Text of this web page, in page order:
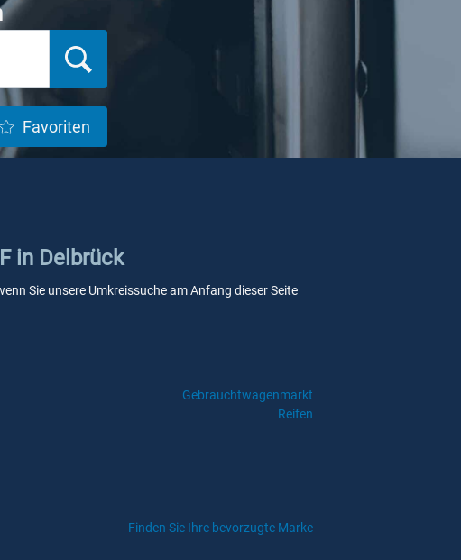
Favoriten
in Delbrück
Sie unsere Umkreissuche am Anfang dieser Seite
Gebrauchtwagenmarkt
Reifen
Finden Sie Ihre bevorzugte Marke